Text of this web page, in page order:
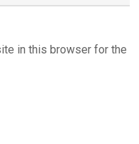
in this browser for the